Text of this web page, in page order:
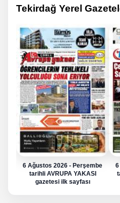
Tekirdağ Yerel
6 Ağustos 2026 - Perşembe
tarihli AVRUPA YAKASI
gazetesi ilk sayfası